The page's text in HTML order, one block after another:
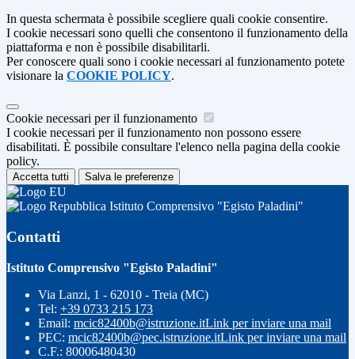
In questa schermata è possibile scegliere quali cookie consentire.
I cookie necessari sono quelli che consentono il funzionamento della
piattaforma e non è possibile disabilitarli.
Per conoscere quali sono i cookie necessari al funzionamento potete
visionare la COOKIE POLICY.
Cookie necessari per il funzionamento
I cookie necessari per il funzionamento non possono essere
disabilitati. È possibile consultare l'elenco nella pagina della cookie
policy.
Accetta tutti Salva le preferenze
Istituto Comprensivo "Egisto Paladini"
Contatti
Istituto Comprensivo "Egisto Paladini"
Via Lanzi, 1 - 62010 - Treia (MC)
Tel: +39 0733 215 173
Email: mcic82400b@istruzione.itLink per inviare una mail
PEC: mcic82400b@pec.istruzione.itLink per inviare una mail
C.F.: 80006480430